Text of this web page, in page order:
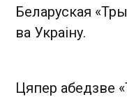
Беларуская
ва Украіну.
Цяпер абедзве